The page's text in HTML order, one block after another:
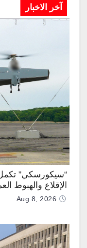
آخر الاخبار
“سيكورسكي” تكمل
الإقلاع والهبوط
Aug 8, 2026